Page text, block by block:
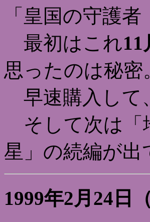
「皇国の守護
最初はこれ
思ったのは秘密
早速購入して
そして次は「
星」の続編が
1999年2月24日